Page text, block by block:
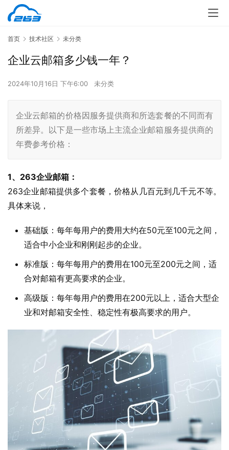
首页 技术社区 未分类
企业云邮箱多少钱一年？
2024年10月16日 下午6:00 未分类
企业云邮箱的价格因服务提供商和所选套餐的不同而有
所差异。以下是一些市场上主流企业邮箱服务提供商的
年费参考价格：
1、263企业邮箱：
263企业邮箱提供多个套餐，价格从几百元到几千元不等。
具体来说，
基础版：每年每用户的费用大约在50元至100元之间，
适合中小企业和刚刚起步的企业。
标准版：每年每用户的费用在100元至200元之间，适
合对邮箱有更高要求的企业。
高级版：每年每用户的费用在200元以上，适合大型企
业和对邮箱安全性、稳定性有极高要求的用户。